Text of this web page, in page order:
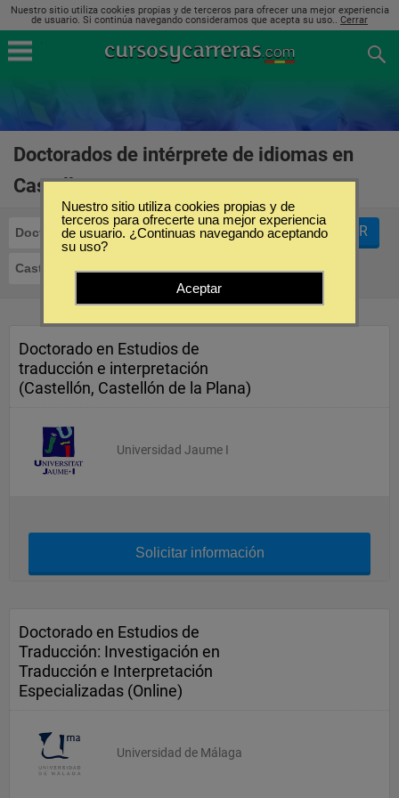
Nuestro sitio utiliza cookies propias y de terceros para ofrecer una mejor experiencia
de usuario. Si continúa navegando consideramos que acepta su uso.. Cerrar
Doctorados de intérprete de idiomas en
Castellón
Doctorados Intérprete de Idiomas
Castellón
FILTRAR
Doctorado en Estudios de
traducción e interpretación
(Castellón, Castellón de la Plana)
Universidad Jaume I
Solicitar información
Doctorado en Estudios de
Traducción: Investigación en
Traducción e Interpretación
Especializadas (Online)
Universidad de Málaga
Nuestro sitio utiliza cookies propias y de
terceros para ofrecerte una mejor experiencia
de usuario. ¿Continuas navegando aceptando
su uso?
Aceptar